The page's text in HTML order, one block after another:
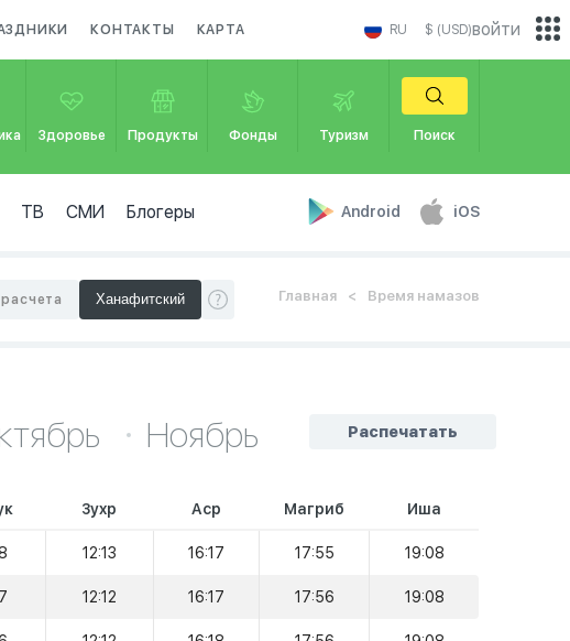
КОНТАКТЫ КАРТА RU $ (USD)
Здоровье Продукты Фонды Туризм Поиск
ТВ СМИ Блогеры Android iOS
войти
Главная Время намазов
Распечатать
Ноябрь
Зухр Аср Магриб Иша
12:13 16:17 17:55 19:08
12:12 16:17 17:56 19:08